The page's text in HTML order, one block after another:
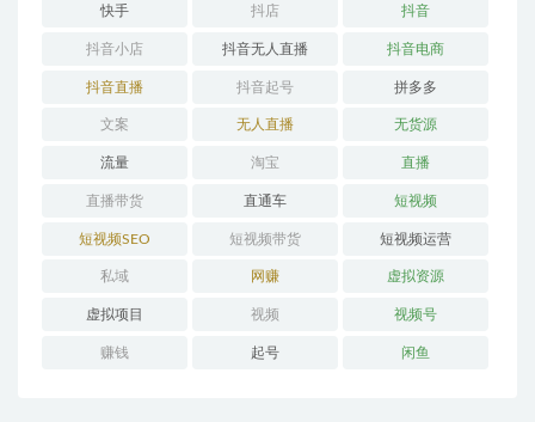
快手 抖店 抖音
抖音小店 抖音无人直播 抖音电商
抖音直播 抖音起号 拼多多
文案 无人直播 无货源
流量 淘宝 直播
直播带货 直通车 短视频
短视频SEO 短视频带货 短视频运营
私域 网赚 虚拟资源
虚拟项目 视频 视频号
赚钱 起号 闲鱼